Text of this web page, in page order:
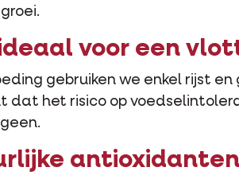
voor een
gebruiken we enkel rijst
dat het risico op
antioxidanten